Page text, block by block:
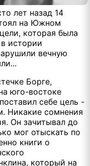
лет назад 14
на Южном
которая была
истории
вечную
Борге,
юго-востоке
себе цель -
Никакие сомнения
Он зачитывал до
мог отыскать по
книги о
который на